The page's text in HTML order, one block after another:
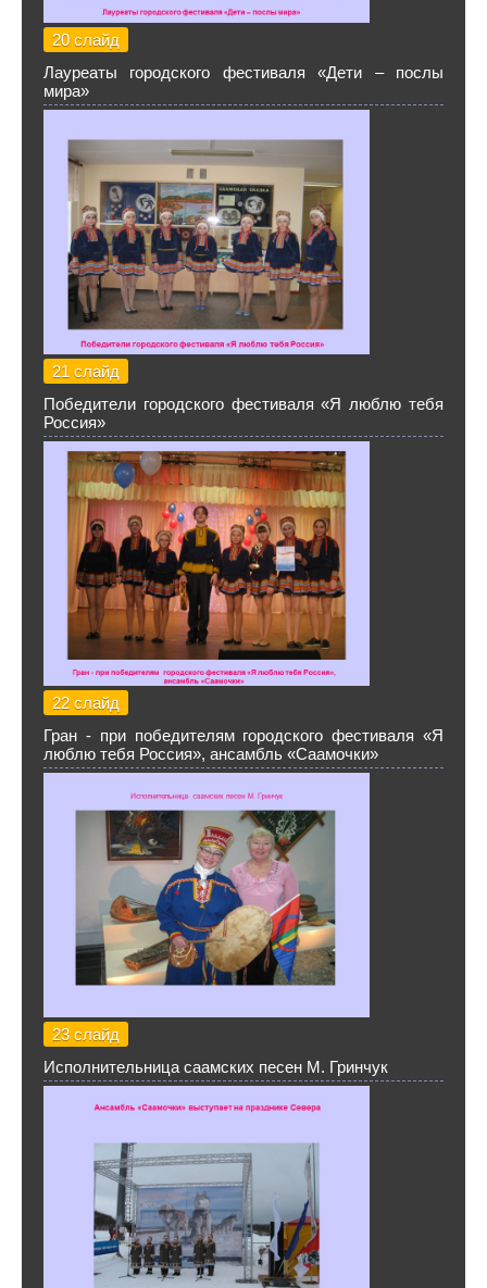
20 слайд
Лауреаты городского фестиваля «Дети – послы
мира»
21 слайд
Победители городского фестиваля «Я люблю тебя
Россия»
22 слайд
Гран - при победителям городского фестиваля «Я
люблю тебя Россия», ансамбль «Саамочки»
23 слайд
Исполнительница саамских песен М. Гринчук